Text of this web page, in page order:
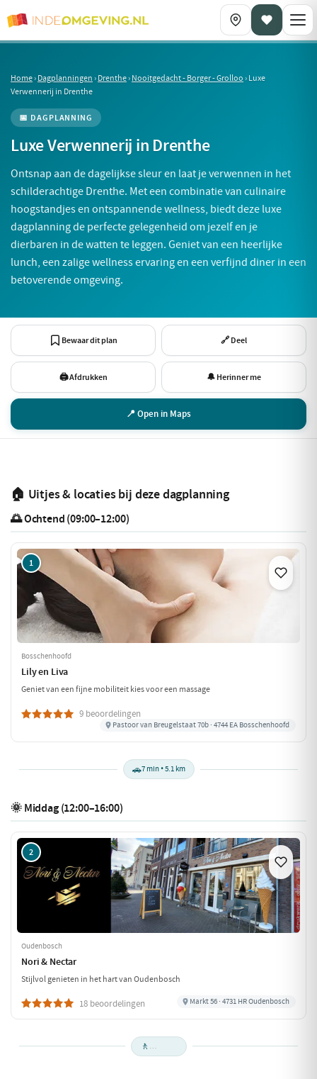
Home›Dagplanningen›Drenthe›Nooitgedacht - Borger - Grolloo›Luxe
Verwennerij in Drenthe
📅 DAGPLANNING
Luxe Verwennerij in Drenthe
Ontsnap aan de dagelijkse sleur en laat je verwennen in het
schilderachtige Drenthe. Met een combinatie van culinaire
hoogstandjes en ontspannende wellness, biedt deze luxe
dagplanning de perfecte gelegenheid om jezelf en je
dierbaren in de watten te leggen. Geniet van een heerlijke
lunch, een zalige wellness ervaring en een verfijnd diner in een
betoverende omgeving.
📍 Open in Maps
Bewaar dit plan 🔗 Deel
🖨 Afdrukken 🔔 Herinner me
🏠 Uitjes & locaties bij deze dagplanning
🌅 Ochtend (09:00–12:00)
1
Bosschenhoofd
Lily en Liva
Geniet van een fijne mobiliteit kies voor een massage
9 beoordelingen
Pastoor van Breugelstaat 70b · 4744 EA Bosschenhoofd
🚗7 min • 5.1 km
🌞 Middag (12:00–16:00)
2
Oudenbosch
Nori & Nectar
Stijlvol genieten in het hart van Oudenbosch
18 beoordelingen Markt 56 · 4731 HR Oudenbosch
🚶